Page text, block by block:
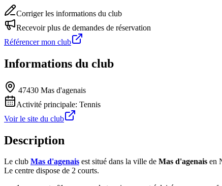
Corriger les informations du club
Recevoir plus de demandes de réservation
Référencer mon club
Informations du club
47430 Mas d'agenais
Activité principale: Tennis
Voir le site du club
Description
Le club Mas d'agenais est situé dans la ville de Mas d'agenais en
Le centre dispose de 2 courts.